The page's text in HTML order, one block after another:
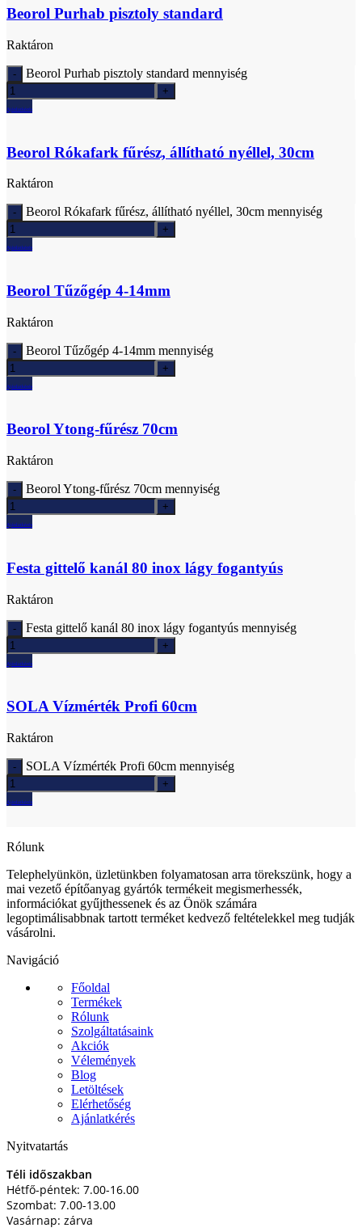
Beorol Purhab pisztoly standard
Raktáron
Beorol Purhab pisztoly standard mennyiség
Ajánlatkérés
Beorol Rókafark fűrész, állítható nyéllel, 30cm
Raktáron
Beorol Rókafark fűrész, állítható nyéllel, 30cm mennyiség
Ajánlatkérés
Beorol Tűzőgép 4-14mm
Raktáron
Beorol Tűzőgép 4-14mm mennyiség
Ajánlatkérés
Beorol Ytong-fűrész 70cm
Raktáron
Beorol Ytong-fűrész 70cm mennyiség
Ajánlatkérés
Festa gittelő kanál 80 inox lágy fogantyús
Raktáron
Festa gittelő kanál 80 inox lágy fogantyús mennyiség
Ajánlatkérés
SOLA Vízmérték Profi 60cm
Raktáron
SOLA Vízmérték Profi 60cm mennyiség
Ajánlatkérés
Rólunk
Telephelyünkön, üzletünkben folyamatosan arra törekszünk, hogy a
mai vezető építőanyag gyártók termékeit megismerhessék,
információkat gyűjthessenek és az Önök számára
legoptimálisabbnak tartott terméket kedvező feltételekkel meg tudják
vásárolni.
Navigáció
Főoldal
Termékek
Rólunk
Szolgáltatásaink
Akciók
Vélemények
Blog
Letöltések
Elérhetőség
Ajánlatkérés
Nyitvatartás
Téli időszakban
Hétfő-péntek: 7.00-16.00
Szombat: 7.00-13.00
Vasárnap: zárva